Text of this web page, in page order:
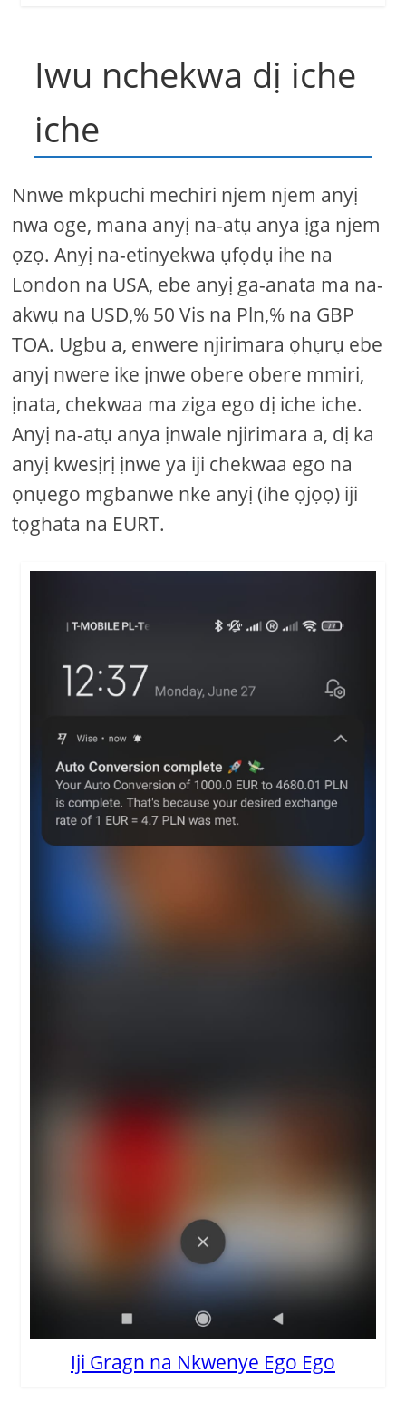
Iwu nchekwa dị iche
iche
Nnwe mkpuchi mechiri njem njem anyị
nwa oge, mana anyị na-atụ anya ịga njem
ọzọ. Anyị na-etinyekwa ụfọdụ ihe na
London na USA, ebe anyị ga-anata ma na-
akwụ na USD,% 50 Vis na Pln,% na GBP
TOA. Ugbu a, enwere njirimara ọhụrụ ebe
anyị nwere ike ịnwe obere obere mmiri,
ịnata, chekwaa ma ziga ego dị iche iche.
Anyị na-atụ anya ịnwale njirimara a, dị ka
anyị kwesịrị ịnwe ya iji chekwaa ego na
ọnụego mgbanwe nke anyị (ihe ọjọọ) iji
tọghata na EURT.
Iji Gragn na Nkwenye Ego Ego